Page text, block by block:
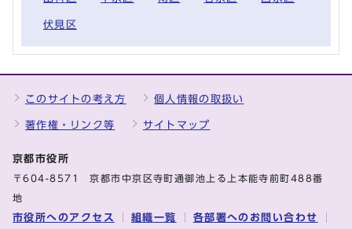
伏見区
このサイトの考え方 個人情報の取扱い
著作権・リンク等 サイトマップ
京都市役所
〒604-8571 京都市中京区寺町通御池上る上本能寺前町488番
地
市役所へのアクセス 組織一覧 各部署へのお問い合わせ